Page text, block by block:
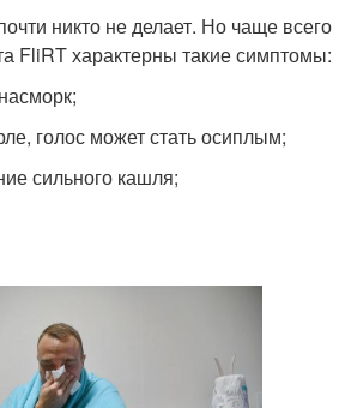
никто не делает. Но чаще всего
FliRT характерны такие симптомы:
голос может стать осиплым;
сильного кашля;